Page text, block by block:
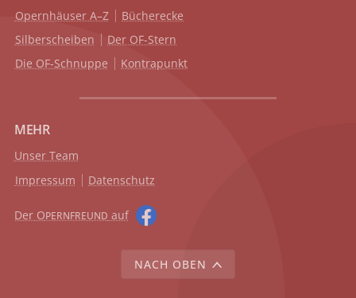
Opernhäuser A–Z
Bücherecke
Silberscheiben
Der OF-Stern
Die OF-Schnuppe
Kontrapunkt
MEHR
Unser Team
Impressum
Datenschutz
Der OPERNFREUND auf
NACH OBEN